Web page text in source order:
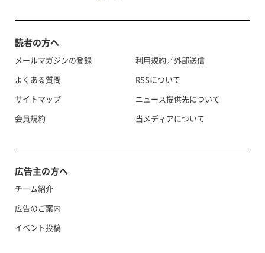
読者の方へ
メールマガジンの登録
よくある質問
サイトマップ
会員規約
利用規約／外部送信
RSSについて
ニュース提供先について
当メディアについて
広告主の方へ
チーム紹介
広告のご案内
イベント投稿